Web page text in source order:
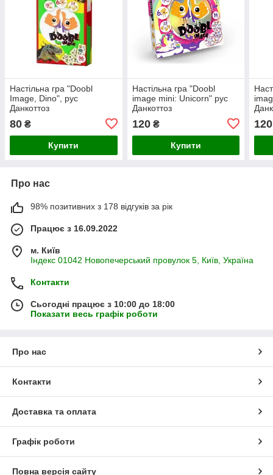
Настільна гра "Doobl
Image, Dino", рус
Данкоттоз
80 ₴
Купити
Настільна гра "Doobl
image mini: Unicorn" рус
Данкоттоз
120₴
Купити
120
Про нас
98% позитивних з 178 відгуків за рік
Працює з 16.09.2022
м. Київ
Індекс 01042 Новопечерський провулок 5, Київ, Україна
Контакти
Сьогодні працює з 10:00 до 18:00
Показати весь графік роботи
Про нас
Контакти
Доставка та оплата
Графік роботи
Повна версія сайту